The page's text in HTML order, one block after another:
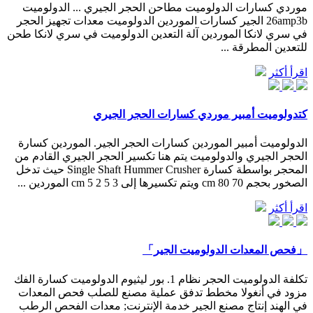
موردي كسارات الدولوميت مطاحن الحجر الجيري ... الدولوميت
26amp3b الجير كسارات الموردين الدولوميت معدات تجهيز الحجر
في سري لانكا الموردين آلة التعدين الدولوميت في سري لانكا طحن
للتعدين المطرقة ...
اقرأ أكثر
كتدولوميت أمبير موردي كسارات الحجر الجيري
الدولوميت أمبير الموردين كسارات الحجر الجير. الموردين كسارة
الحجر الجيري والدولوميت يتم هنا تكسير الحجر الجيري القادم من
المحجر بواسطة كسارة Single Shaft Hummer Crusher حيث تدخل
الصخور بحجم cm 80 70 ويتم تكسيرها إلى 3 5 2 5 cm الموردين ...
اقرأ أكثر
「فحص المعدات الدولوميت الجير」
تكلفة الدولوميت الحجر نظام 1. بور ليثيوم الدولوميت كسارة الفك
مزود في أنغولا مخطط تدفق عملية مصنع للصلب فحص المعدات
في الهند إنتاج مصنع الجير خدمة الإنترنت; معدات الفحص الرطب